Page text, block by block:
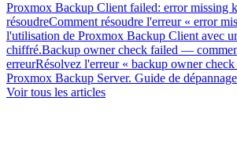
Proxmox Backup Client failed: error missing
résoudreComment résoudre l'erreur « error
l'utilisation de Proxmox Backup Client avec
chiffré.Backup owner check failed —
erreurRésolvez l'erreur « backup owner
Proxmox Backup Server. Guide de
Voir tous les articles